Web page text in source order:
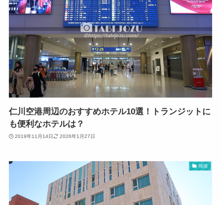
仁川空港周辺のおすすめホテル10選！トランジットに
も便利なホテルは？
2019年11月14日 2026年1月27日
韓国